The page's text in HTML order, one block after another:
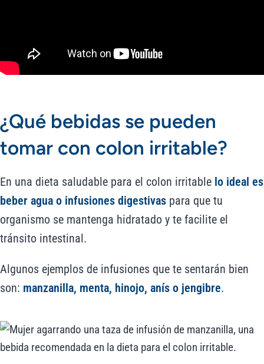
¿Qué bebidas se pueden
tomar con colon irritable?
En una dieta saludable para el colon irritable lo ideal es
beber agua o infusiones digestivas para que tu
organismo se mantenga hidratado y te facilite el
tránsito intestinal.
Algunos ejemplos de infusiones que te sentarán bien
son: manzanilla, menta, hinojo, anís o jengibre.